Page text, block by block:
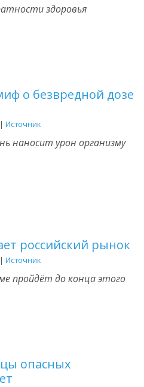
здоровья
о безвредной дозе
| Источник
наносит урон организму
российский рынок
| Источник
пройдёт до конца этого
опасных